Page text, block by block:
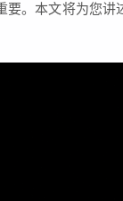
。本文将为您